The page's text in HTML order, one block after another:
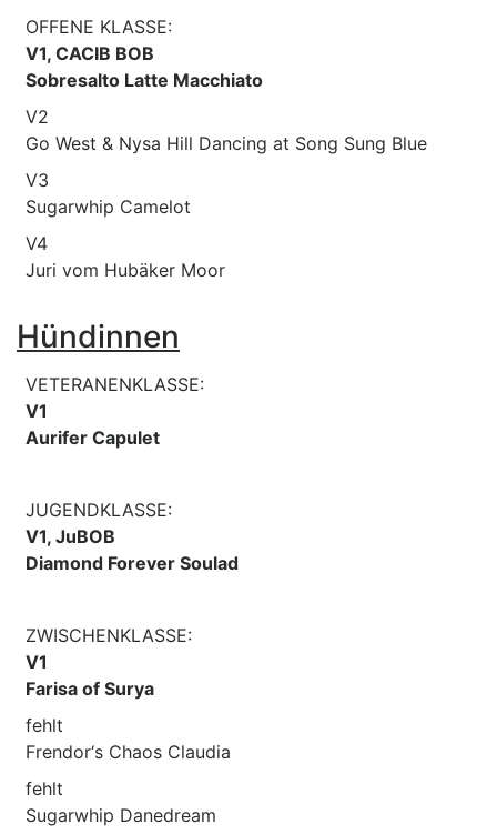
OFFENE KLASSE:
V1, CACIB BOB
Sobresalto Latte Macchiato
V2
Go West & Nysa Hill Dancing at Song Sung Blue
V3
Sugarwhip Camelot
V4
Juri vom Hubäker Moor
Hündinnen
VETERANENKLASSE:
V1
Aurifer Capulet
JUGENDKLASSE:
V1, JuBOB
Diamond Forever Soulad
ZWISCHENKLASSE:
V1
Farisa of Surya
fehlt
Frendor‘s Chaos Claudia
fehlt
Sugarwhip Danedream